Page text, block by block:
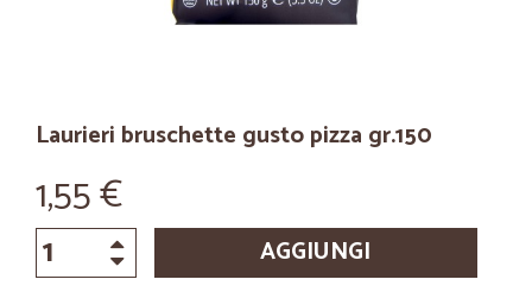
Laurieri bruschette gusto pizza gr.150
1,55 €
AGGIUNGI